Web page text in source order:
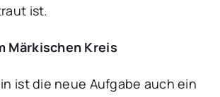
ist.
Märkischen Kreis
ist die neue Aufgabe auch ein